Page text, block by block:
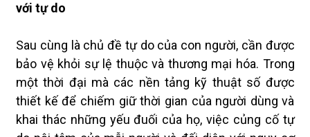
với tự do
Sau cùng là chủ đề tự do của con người, cần được
bảo vệ khỏi sự lệ thuộc và thương mại hóa. Trong
một thời đại mà các nền tảng kỹ thuật số được
thiết kế để chiếm giữ thời gian của người dùng và
khai thác những yếu đuối của họ, việc củng cố tự